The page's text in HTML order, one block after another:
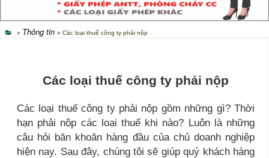
» Thông tin » Các loại thuế công ty phải nộp
Các loại thuế công ty phải nộp
Các loại thuế công ty phải nộp gồm những gì? Thời
hạn phải nộp các loại thuế khi nào? Luôn là những
câu hỏi băn khoăn hàng đầu của chủ doanh nghiệp
hiện nay. Sau đây, chúng tôi sẽ giúp quý khách hàng